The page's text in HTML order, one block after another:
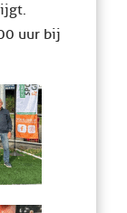
uur bij